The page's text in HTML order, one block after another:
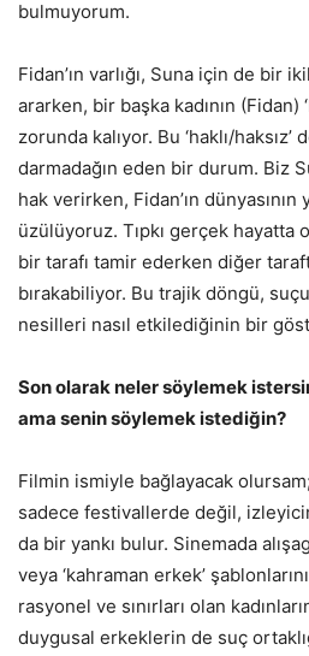
bulmuyorum.
​Fidan’ın varlığı, Suna için de bir
ararken, bir başka kadının (Fidan)
zorunda kalıyor. Bu ‘haklı/haksız’
darmadağın eden bir durum. Biz
hak verirken, Fidan’ın dünyasının
üzülüyoruz. Tıpkı gerçek hayatta
bir tarafı tamir ederken diğer
bırakabiliyor. Bu trajik döngü,
nesilleri nasıl etkilediğinin bir
Son olarak neler söylemek
ama senin söylemek istediğin?
Filmin ismiyle bağlayacak
sadece festivallerde değil,
da bir yankı bulur. Sinemada
veya ‘kahraman erkek’
rasyonel ve sınırları olan
duygusal erkeklerin de suç